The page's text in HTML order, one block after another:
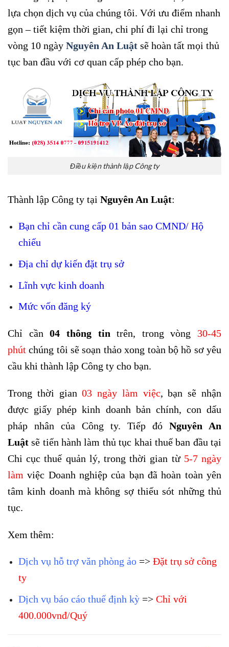
lựa chọn dịch vụ của chúng tôi. Với ưu điểm nhanh
gọn – tiết kiệm thời gian, chi phí đi lại chỉ trong
vòng 10 ngày Nguyên An Luật sẽ hoàn tất mọi thủ
tục ban đầu với cơ quan cấp phép cho bạn.
Điều kiện thành lập Công ty
Thành lập Công ty tại Nguyên An Luật:
Bạn chỉ cần cung cấp 01 bản sao CMND/ Hộ
chiếu
Địa chỉ dự kiến đặt trụ sở
Lĩnh vực kinh doanh
Mức vốn đăng ký
Chỉ cần04 thông tin trên, trong vòng 30-45
phút chúng tôi sẽ soạn thảo xong toàn bộ hồ sơ yêu
cầu khi thành lập Công ty cho bạn.
Trong thời gian03 ngày làm việc, bạn sẽ nhận
được giấy phép kinh doanh bản chính, con dấu
pháp nhân của Công ty. Tiếp đó Nguyên An
Luật sẽ tiến hành làm thủ tục khai thuế ban đầu tại
Chi cục thuế quản lý, trong thời gian từ 5-7 ngày
làm việc Doanh nghiệp của bạn đã hoàn toàn yên
tâm kinh doanh mà không sợ thiếu sót những thủ
tục.
Xem thêm:
Dịch vụ hỗ trợ văn phòng ảo=> Đặt trụ sở công
ty
Dịch vụ báo cáo thuế định kỳ=> Chỉ với
400.000vnđ/Quý